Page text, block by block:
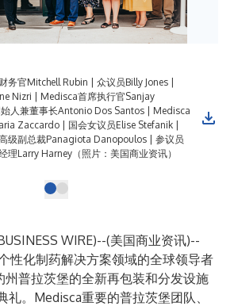
务官Mitchell Rubin | 众议员Billy Jones |
Nizri | Medisca首席执行官Sanjay
人兼董事长Antonio Dos Santos | Medisca
Zaccardo | 国会女议员Elise Stefanik |
级副总裁Panagiota Danopoulos | 参议员
理Larry Harney（照片：美国商业资讯）
WIRE)--(美国商业资讯)--
性化制药解决方案领域的全球领导者
州普拉茨堡的全新再包装和分发设施
礼。Medisca重要的普拉茨堡团队、